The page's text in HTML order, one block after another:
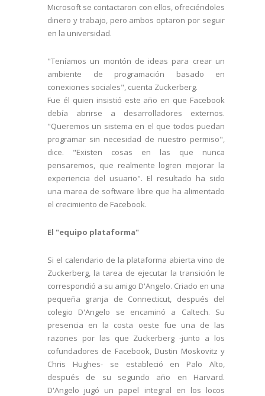
Microsoft se contactaron con ellos, ofreciéndoles
dinero y trabajo, pero ambos optaron por seguir
en la universidad.
"Teníamos un montón de ideas para crear un
ambiente de programación basado en
conexiones sociales", cuenta Zuckerberg.
Fue él quien insistió este año en que Facebook
debía abrirse a desarrolladores externos.
"Queremos un sistema en el que todos puedan
programar sin necesidad de nuestro permiso",
dice. "Existen cosas en las que nunca
pensaremos, que realmente logren mejorar la
experiencia del usuario". El resultado ha sido
una marea de software libre que ha alimentado
el crecimiento de Facebook.
El "equipo plataforma"
Si el calendario de la plataforma abierta vino de
Zuckerberg, la tarea de ejecutar la transición le
correspondió a su amigo D'Angelo. Criado en una
pequeña granja de Connecticut, después del
colegio D'Angelo se encaminó a Caltech. Su
presencia en la costa oeste fue una de las
razones por las que Zuckerberg -junto a los
cofundadores de Facebook, Dustin Moskovitz y
Chris Hughes- se estableció en Palo Alto,
después de su segundo año en Harvard.
D'Angelo jugó un papel integral en los locos